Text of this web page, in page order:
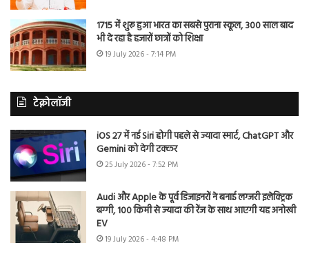
1715 में शुरू हुआ भारत का सबसे पुराना स्कूल, 300 साल बाद
भी दे रहा है हजारों छात्रों को शिक्षा
19 July 2026 - 7:14 PM
टेक्नोलॉजी
iOS 27 में नई Siri होगी पहले से ज्यादा स्मार्ट, ChatGPT और
Gemini को देगी टक्कर
25 July 2026 - 7:52 PM
Audi और Apple के पूर्व डिजाइनरों ने बनाई लग्जरी इलेक्ट्रिक
बग्गी, 100 किमी से ज्यादा की रेंज के साथ आएगी यह अनोखी
EV
19 July 2026 - 4:48 PM